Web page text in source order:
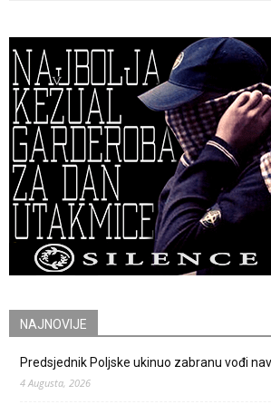
NAJNOVIJE
Predsjednik Poljske ukinuo zabranu vođi
4 Augusta, 2026